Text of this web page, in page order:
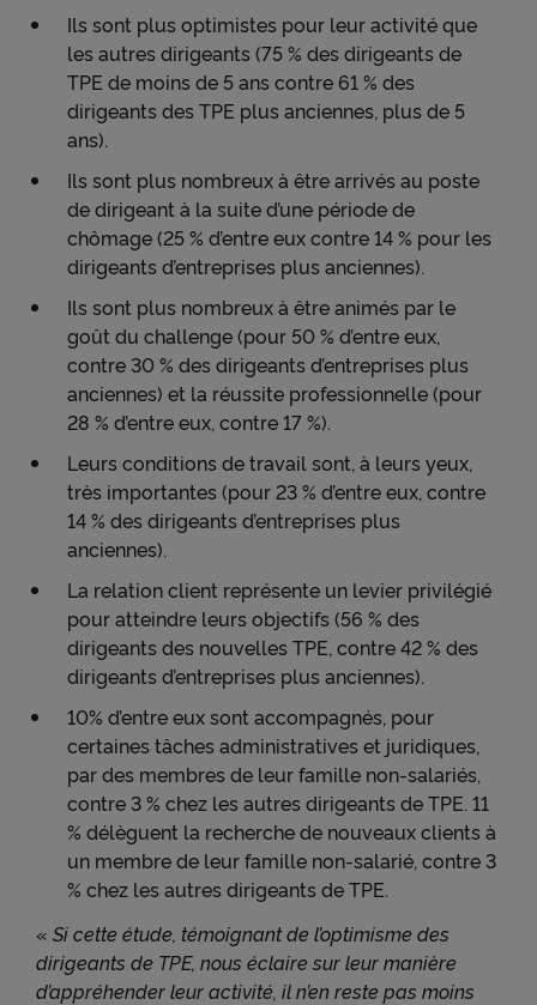
Ils sont plus optimistes pour leur activité que
les autres dirigeants (75 % des dirigeants de
TPE de moins de 5 ans contre 61 % des
dirigeants des TPE plus anciennes, plus de 5
ans).
Ils sont plus nombreux à être arrivés au poste
de dirigeant à la suite d’une période de
chômage (25 % d’entre eux contre 14 % pour les
dirigeants d’entreprises plus anciennes).
Ils sont plus nombreux à être animés par le
goût du challenge (pour 50 % d’entre eux,
contre 30 % des dirigeants d’entreprises plus
anciennes) et la réussite professionnelle (pour
28 % d’entre eux, contre 17 %).
Leurs conditions de travail sont, à leurs yeux,
très importantes (pour 23 % d’entre eux, contre
14 % des dirigeants d’entreprises plus
anciennes).
La relation client représente un levier privilégié
pour atteindre leurs objectifs (56 % des
dirigeants des nouvelles TPE, contre 42 % des
dirigeants d’entreprises plus anciennes).
10% d’entre eux sont accompagnés, pour
certaines tâches administratives et juridiques,
par des membres de leur famille non-salariés,
contre 3 % chez les autres dirigeants de TPE. 11
% délèguent la recherche de nouveaux clients à
un membre de leur famille non-salarié, contre 3
% chez les autres dirigeants de TPE.
« Si cette étude, témoignant de l’optimisme des
dirigeants de TPE, nous éclaire sur leur manière
d’appréhender leur activité, il n’en reste pas moins
cnp.fr. X mesure l'interaction des utilisateurs avec
ces tweets et collecte des données qu'il peut
exploiter à des fins de publicité ciblée.
Pour obtenir plus d'information sur les cookies, vous
pouvez consulter notre
Charte relative aux cookies
En cliquant sur « Continuer sans accepter » vous
indiquez votre refus et seuls les cookies nécessaires
au bon fonctionnement du Site et/ou à vous
apporter un confort de navigation seront déposés.